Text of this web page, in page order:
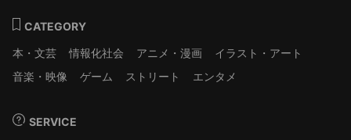
CATEGORY
本・文芸
情報化社会 アニメ・漫画
イラスト・アート
音楽・映像
ゲーム ストリート エンタメ
SERVICE